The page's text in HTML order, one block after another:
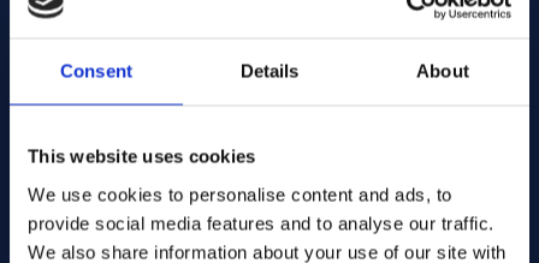
Consent Details About
This website uses cookies
We use cookies to personalise content and ads, to
provide social media features and to analyse our traffic.
We also share information about your use of our site with
Inserire la quantità
Il vostro messaggio